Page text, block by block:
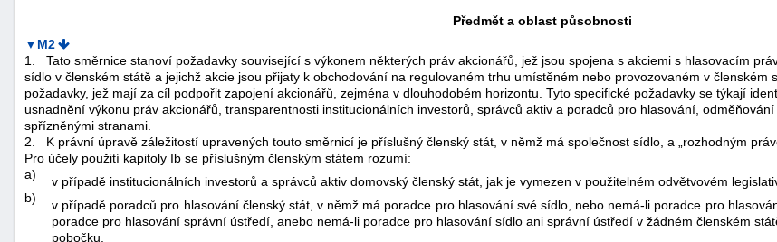
Předmět a oblast působnosti
▼M2
1.
Tato směrnice stanoví požadavky související s výkonem některých práv akcionářů, jež jsou spojena s akciemi s hlasovacím
sídlo v členském státě a jejichž akcie jsou přijaty k obchodování na regulovaném trhu umístěném nebo provozovaném v členském
požadavky, jež mají za cíl podpořit zapojení akcionářů, zejména v dlouhodobém horizontu. Tyto specifické požadavky se týkají
usnadnění výkonu práv akcionářů, transparentnosti institucionálních investorů, správců aktiv a poradců pro hlasování,
spřízněnými stranami.
2.
K právní úpravě záležitostí upravených touto směrnicí je příslušný členský stát, v němž má společnost sídlo, a „rozhodným
Pro účely použití kapitoly Ib se příslušným členským státem rozumí:
a)
v případě institucionálních investorů a správců aktiv domovský členský stát, jak je vymezen v použitelném odvětvovém
b)
v případě poradců pro hlasování členský stát, v němž má poradce pro hlasování své sídlo, nebo nemá-li poradce pro
poradce pro hlasování správní ústředí, anebo nemá-li poradce pro hlasování sídlo ani správní ústředí v žádném členském
pobočku.